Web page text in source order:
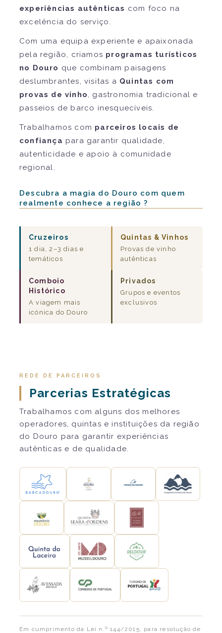
experiências autênticas com foco na
excelência do serviço.
Com uma equipa experiente e apaixonada
pela região, criamos programas turísticos
no Douro que combinam paisagens
deslumbrantes, visitas a Quintas com
provas de vinho, gastronomia tradicional e
passeios de barco inesquecíveis.
Trabalhamos com parceiros locais de
confiança para garantir qualidade,
autenticidade e apoio à comunidade
regional.
Descubra a magia do Douro com quem
realmente conhece a região ?
Cruzeiros
1 dia, 2–3 dias e
temáticos
Quintas & Vinhos
Provas de vinho
autênticas
Comboio
Histórico
A viagem mais
icónica do Douro
Privados
Grupos e eventos
exclusivos
REDE DE PARCEIROS
Parcerias Estratégicas
Trabalhamos com alguns dos melhores
operadores, quintas e instituições da região
do Douro para garantir experiências
autênticas e de qualidade.
Em cumprimento da Lei n.º 144/2015, para resolução de